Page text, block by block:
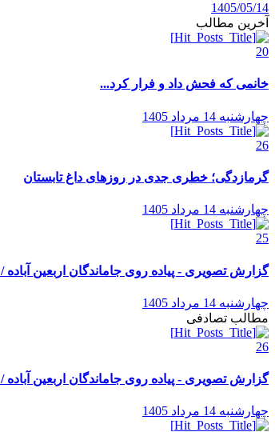
1405/05/14
آخرین مطالب
20
خانمی که فحش داد و فرار کرد...
چهارشنبه 14 مرداد 1405
26
گرمازدگی؛ خطری جدی در روزهای داغ تابستان
چهارشنبه 14 مرداد 1405
25
گزارش تصویری - پیاده روی جاماندگان اربعین آباده / 1405
چهارشنبه 14 مرداد 1405
مطالب تصادفی
26
گزارش تصویری - پیاده روی جاماندگان اربعین آباده / 1405
چهارشنبه 14 مرداد 1405